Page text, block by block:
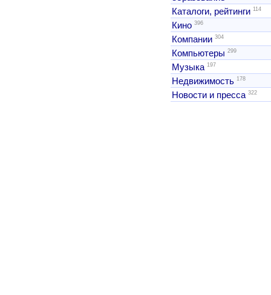
Каталоги, рейтинги 114
Кино 396
Компании 304
Компьютеры 299
Музыка 197
Недвижимость 178
Новости и пресса 322